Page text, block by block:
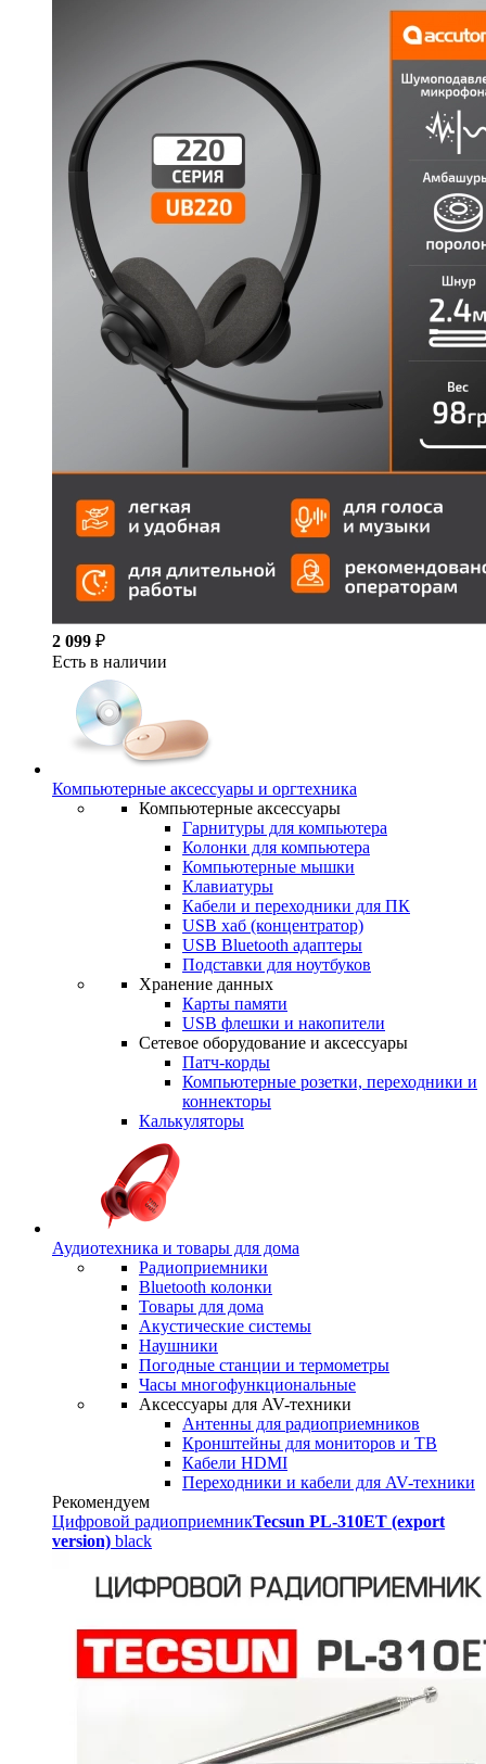
2 099 ₽
Есть в наличии
Компьютерные аксессуары и оргтехника
Компьютерные аксессуары
Гарнитуры для компьютера
Колонки для компьютера
Компьютерные мышки
Клавиатуры
Кабели и переходники для ПК
USB хаб (концентратор)
USB Bluetooth адаптеры
Подставки для ноутбуков
Хранение данных
Карты памяти
USB флешки и накопители
Сетевое оборудование и аксессуары
Патч-корды
Компьютерные розетки, переходники и
коннекторы
Калькуляторы
Аудиотехника и товары для дома
Радиоприемники
Bluetooth колонки
Товары для дома
Акустические системы
Наушники
Погодные станции и термометры
Часы многофункциональные
Аксессуары для AV-техники
Антенны для радиоприемников
Кронштейны для мониторов и ТВ
Кабели HDMI
Переходники и кабели для AV-техники
Рекомендуем
Цифровой радиоприемникTecsun PL-310ET (export
version) black